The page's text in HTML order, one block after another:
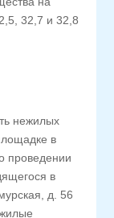
32,7 и 32,8
нежилых
в
проведении
в
д. 56